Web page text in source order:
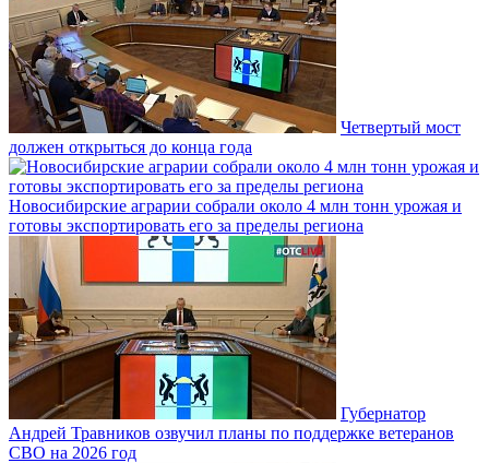
Четвертый мост
должен открыться до конца года
Новосибирские аграрии собрали около 4 млн тонн урожая и
готовы экспортировать его за пределы региона
Губернатор
Андрей Травников озвучил планы по поддержке ветеранов
СВО на 2026 год